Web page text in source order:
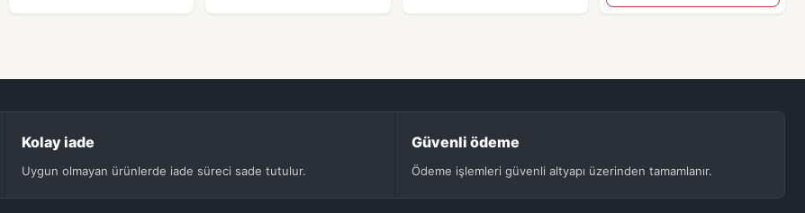
Kolay iade
Uygun olmayan ürünlerde iade süreci sade tutulur.
Güvenli ödeme
Ödeme işlemleri güvenli altyapı üzerinden tamamlanır.